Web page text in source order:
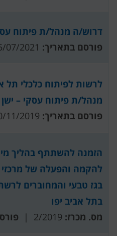
דרוש/ה מנהל/ת פיתוח
פורסם בתאריך:
לרשות לפיתוח כלכלי תל
מנהל/ת פיתוח עסקי – ישן
פורסם בתאריך:
הזמנה להשתתף בהליך
להקמה והפעלה של מרכזי
בתל אביב יפו
מס. מכרז: